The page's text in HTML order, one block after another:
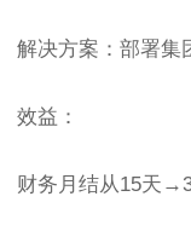
解决方案：部署集
效益：
财务月结从15天